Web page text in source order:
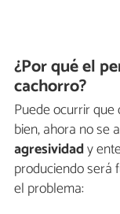
¿Por qué el
cachorro?
Puede ocurrir
bien, ahora no se
agresividady
produciendo será
el problema: